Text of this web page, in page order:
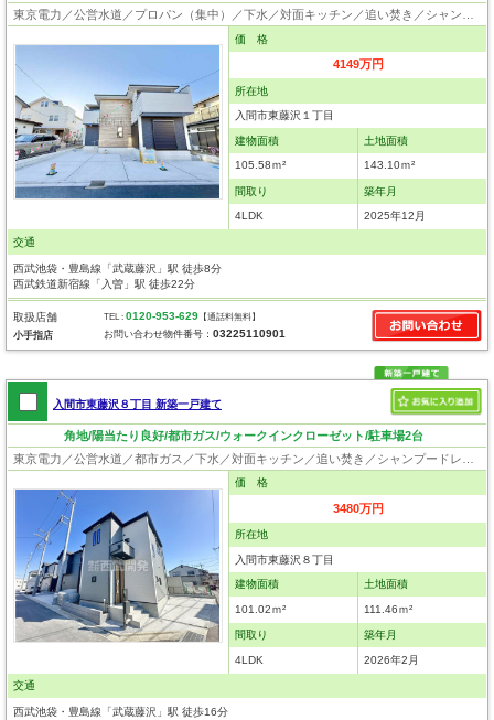
価 格
4149万円
所在地
入間市東藤沢１丁目
建物面積
105.58ｍ²
土地面積
143.10ｍ²
間取り
4LDK
築年月
2025年12月
交通
西武池袋・豊島線「武蔵藤沢」駅 徒歩8分
西武鉄道新宿線「入曽」駅 徒歩22分
取扱店舗
小手指店
TEL :0120-953-629 【通話料無料】
お問い合わせ物件番号：03225110901
入間市東藤沢８丁目 新築一戸建て
角地/陽当たり良好/都市ガス/ウォークインクローゼット/駐車場2台
価 格
3480万円
所在地
入間市東藤沢８丁目
建物面積
101.02ｍ²
土地面積
111.46ｍ²
間取り
4LDK
築年月
2026年2月
交通
西武池袋・豊島線「武蔵藤沢」駅 徒歩16分